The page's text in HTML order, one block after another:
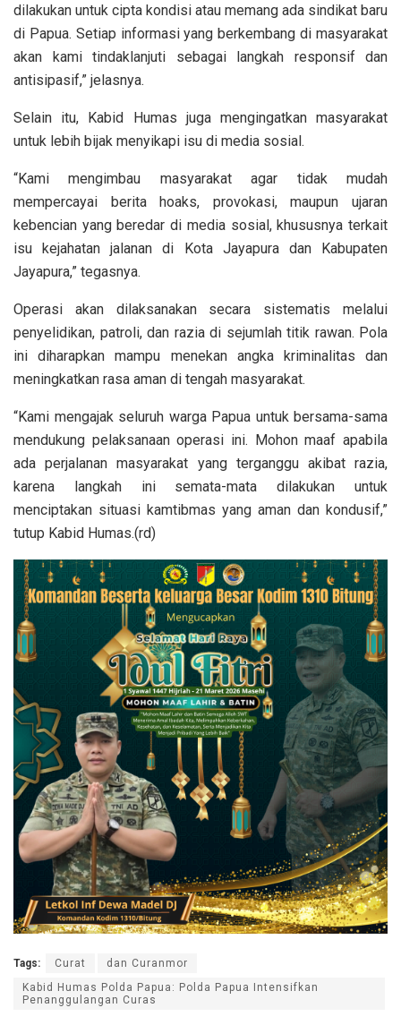
dilakukan untuk cipta kondisi atau memang ada sindikat baru
di Papua. Setiap informasi yang berkembang di masyarakat
akan kami tindaklanjuti sebagai langkah responsif dan
antisipasif,” jelasnya.
Selain itu, Kabid Humas juga mengingatkan masyarakat
untuk lebih bijak menyikapi isu di media sosial.
“Kami mengimbau masyarakat agar tidak mudah
mempercayai berita hoaks, provokasi, maupun ujaran
kebencian yang beredar di media sosial, khususnya terkait
isu kejahatan jalanan di Kota Jayapura dan Kabupaten
Jayapura,” tegasnya.
Operasi akan dilaksanakan secara sistematis melalui
penyelidikan, patroli, dan razia di sejumlah titik rawan. Pola
ini diharapkan mampu menekan angka kriminalitas dan
meningkatkan rasa aman di tengah masyarakat.
“Kami mengajak seluruh warga Papua untuk bersama-sama
mendukung pelaksanaan operasi ini. Mohon maaf apabila
ada perjalanan masyarakat yang terganggu akibat razia,
karena langkah ini semata-mata dilakukan untuk
menciptakan situasi kamtibmas yang aman dan kondusif,”
tutup Kabid Humas.(rd)
Tags: Curat
dan Curanmor
Kabid Humas Polda Papua: Polda Papua Intensifkan
Penanggulangan Curas